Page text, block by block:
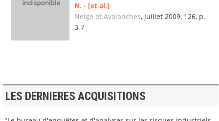
N. - [et al.]
Neige et Avalanches, Juillet 2009, 126, p.
3-7
LES DERNIERES ACQUISITIONS